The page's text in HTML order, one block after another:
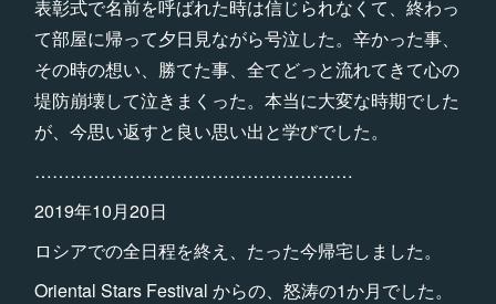
表彰式で名前を呼ばれた時は信じられなくて、終わっ
て部屋に帰って夕日見ながら号泣した。辛かった事、
その時の想い、勝てた事、全てどっと流れてきて心の
堤防崩壊して泣きまくった。本当に大変な時期でした
が、今思い返すと良い思い出と学びでした。
………………………………………………
2019年10月20日
ロシアでの全日程を終え、たった今帰宅しました。
Oriental Stars Festival からの、怒涛の1か月でした。